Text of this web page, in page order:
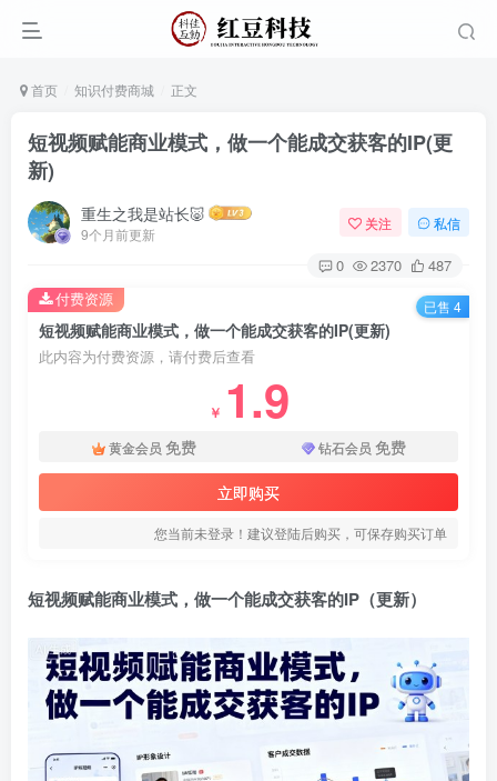
首页 知识付费商城 正文
短视频赋能商业模式，做一个能成交获客的IP(更
新)
重生之我是站长🐷
9个月前更新
关注 私信
0 2370 487
短视频赋能商业模式，做一个能成交获客的IP(更新)
此内容为付费资源，请付费后查看
￥ 1.9
黄金会员 免费 钻石会员 免费
立即购买
您当前未登录！建议登陆后购买，可保存购买订单
付费资源 已售 4
短视频赋能商业模式 ，做一个能成交获客的IP（更新）